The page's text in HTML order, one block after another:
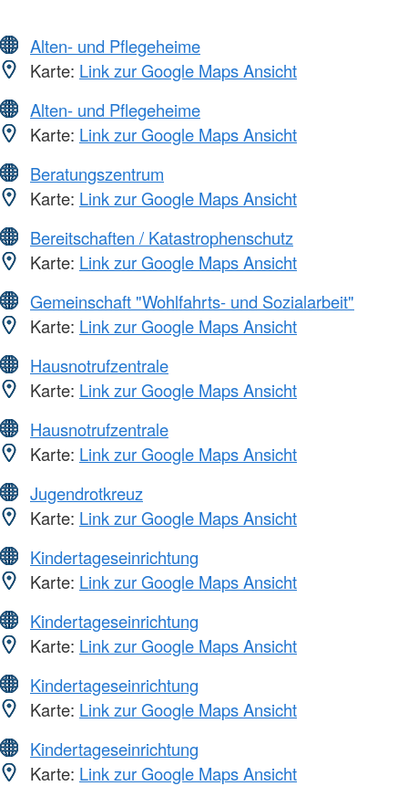
Alten- und Pflegeheime
Karte: Link zur Google Maps Ansicht
Alten- und Pflegeheime
Karte: Link zur Google Maps Ansicht
Beratungszentrum
Karte: Link zur Google Maps Ansicht
Bereitschaften / Katastrophenschutz
Karte: Link zur Google Maps Ansicht
Gemeinschaft "Wohlfahrts- und Sozialarbeit"
Karte: Link zur Google Maps Ansicht
Hausnotrufzentrale
Karte: Link zur Google Maps Ansicht
Hausnotrufzentrale
Karte: Link zur Google Maps Ansicht
Jugendrotkreuz
Karte: Link zur Google Maps Ansicht
Kindertageseinrichtung
Karte: Link zur Google Maps Ansicht
Kindertageseinrichtung
Karte: Link zur Google Maps Ansicht
Kindertageseinrichtung
Karte: Link zur Google Maps Ansicht
Kindertageseinrichtung
Karte: Link zur Google Maps Ansicht